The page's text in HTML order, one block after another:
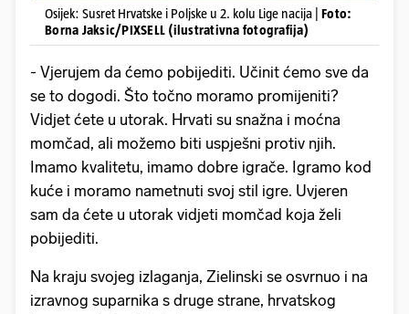
Osijek: Susret Hrvatske i Poljske u 2. kolu Lige nacija | Foto:
Borna Jaksic/PIXSELL (ilustrativna fotografija)
- Vjerujem da ćemo pobijediti. Učinit ćemo sve da
se to dogodi. Što točno moramo promijeniti?
Vidjet ćete u utorak. Hrvati su snažna i moćna
momčad, ali možemo biti uspješni protiv njih.
Imamo kvalitetu, imamo dobre igrače. Igramo kod
kuće i moramo nametnuti svoj stil igre. Uvjeren
sam da ćete u utorak vidjeti momčad koja želi
pobijediti.
Na kraju svojeg izlaganja, Zielinski se osvrnuo i na
izravnog suparnika s druge strane, hrvatskog